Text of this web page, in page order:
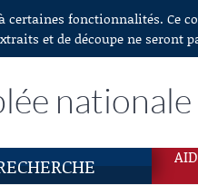
fonctionnalités. Ce
et de découpe ne seront
nationale